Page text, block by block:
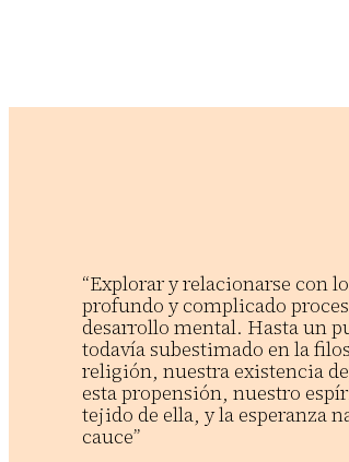
“Explorar y relacionarse con
profundo y complicado
desarrollo mental. Hasta un
todavía subestimado en la
religión, nuestra existencia
esta propensión, nuestro
tejido de ella, y la esperanza
cauce”